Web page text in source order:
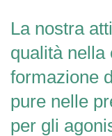
La nostra
qualità nella
formazione
pure nelle
per gli